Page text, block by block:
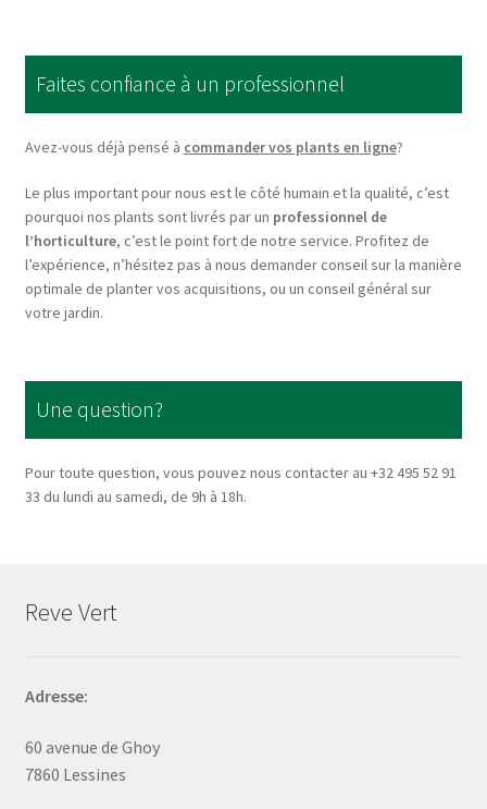
options
may
be
chosen
the
product
page
Faites confiance à un professionnel
Avez-vous déjà pensé à commander vos plants en ligne?
Le plus important pour nous est le côté humain et la qualité, c’est
pourquoi nos plants sont livrés par un professionnel de
l’horticulture, c’est le point fort de notre service. Profitez de
l’expérience, n’hésitez pas à nous demander conseil sur la manière
optimale de planter vos acquisitions, ou un conseil général sur
votre jardin.
Une question?
Pour toute question, vous pouvez nous contacter au +32 495 52 91
33 du lundi au samedi, de 9h à 18h.
Reve Vert
Adresse:
60 avenue de Ghoy
7860 Lessines